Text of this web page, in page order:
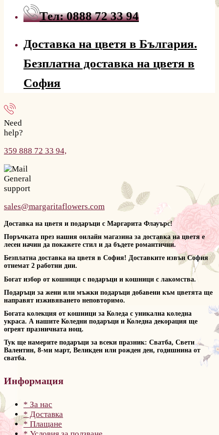
Тел: 0888 72 33 94
Доставка на цветя в България.
Безплатна доставка на цветя в
София
Need
help?
359 888 72 33 94,
General
support
sales@margaritaflowers.com
Доставка на цветя и подаръци с Маргарита Флауърс!
Поръчката през нашия онлайн магазина за доставка на цветя е
лесен начин да покажете стил и да бъдете романтични.
Безплатна доставка на цветя в София! Доставките извън София
отнемат 2 работни дни.
Богат избор от кошници с подаръци и кошници с лакомства.
Подаръци за жени или мъжки подаръци добавени към цветята ще
направят изживяването неповторимо.
Богата колекция от кошници за Коледа с уникална коледна
украса. А нашите Коледни подаръци и Коледна декорация ще
огреят празничната нощ.
Тук ще намерите подаръци за всеки празник: Сватба, Свети
Валентин, 8-ми март, Великден или рожден ден, годишнина от
сватба.
Информация
* За нас
* Доставка
* Плащане